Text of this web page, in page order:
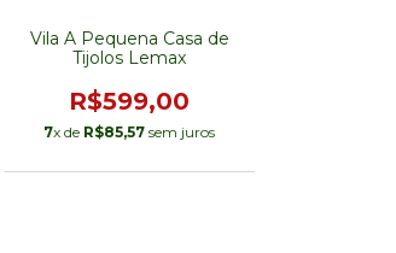
Vila A Pequena Casa de
Tijolos Lemax
R$599,00
7x de R$85,57 sem juros